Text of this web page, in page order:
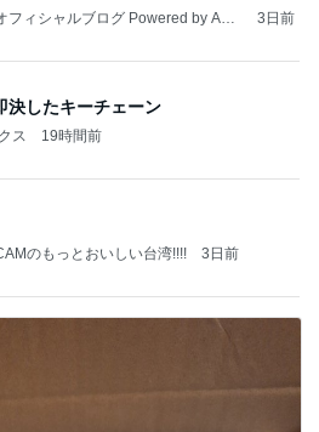
フィシャルブログ Powered by Ame
3日前
決したキーチェーン
ス 19時間前
のもっとおいしい台湾!!!! 3日前